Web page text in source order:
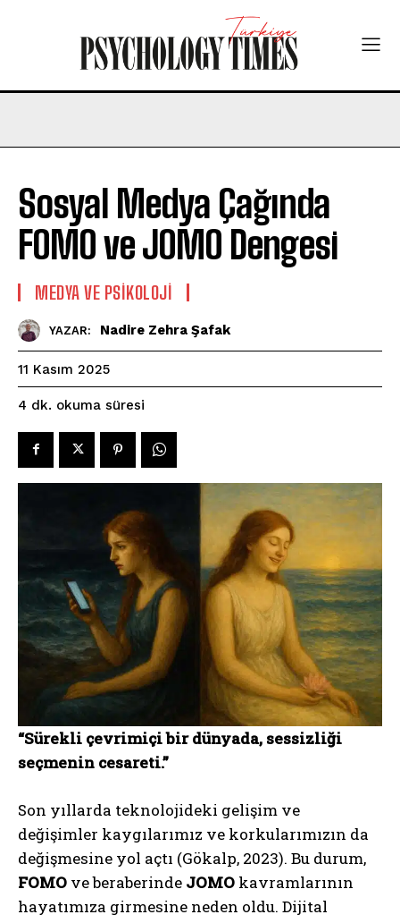
Sosyal Medya Çağında
FOMO ve JOMO Dengesi
MEDYA VE PSIKOLOJI
YAZAR: Nadire Zehra Şafak
11 Kasım 2025
4 dk. okuma süresi
“Sürekli çevrimiçi bir dünyada, sessizliği
seçmenin cesareti.”
Son yıllarda teknolojideki gelişim ve
değişimler kaygılarımız ve korkularımızın da
değişmesine yol açtı (Gökalp, 2023). Bu durum,
FOMO ve beraberinde JOMO kavramlarının
hayatımıza girmesine neden oldu. Dijital